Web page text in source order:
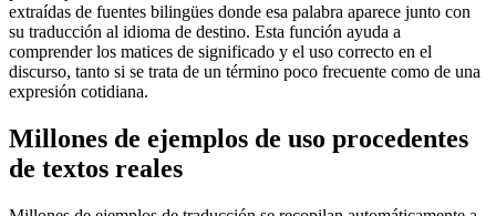
extraídas de fuentes bilingües donde esa palabra aparece junto con
su traducción al idioma de destino. Esta función ayuda a
comprender los matices de significado y el uso correcto en el
discurso, tanto si se trata de un término poco frecuente como de una
expresión cotidiana.
Millones de ejemplos de uso procedentes
de textos reales